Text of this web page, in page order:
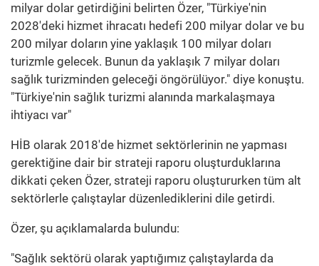
milyar dolar getirdiğini belirten Özer, "Türkiye'nin
2028'deki hizmet ihracatı hedefi 200 milyar dolar ve bu
200 milyar doların yine yaklaşık 100 milyar doları
turizmle gelecek. Bunun da yaklaşık 7 milyar doları
sağlık turizminden geleceği öngörülüyor." diye konuştu.
"Türkiye'nin sağlık turizmi alanında markalaşmaya
ihtiyacı var"
HİB olarak 2018'de hizmet sektörlerinin ne yapması
gerektiğine dair bir strateji raporu oluşturduklarına
dikkati çeken Özer, strateji raporu oluştururken tüm alt
sektörlerle çalıştaylar düzenlediklerini dile getirdi.
Özer, şu açıklamalarda bulundu:
"Sağlık sektörü olarak yaptığımız çalıştaylarda da